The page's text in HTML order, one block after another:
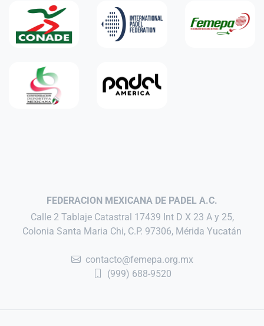
FEDERACION MEXICANA DE PADEL A.C.
Calle 2 Tablaje Catastral 17439 Int D X 23 A y 25,
Colonia Santa Maria Chi, C.P. 97306, Mérida Yucatán
contacto@femepa.org.mx
(999) 688-9520